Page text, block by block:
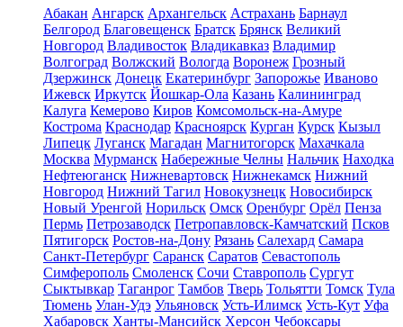
Абакан Ангарск Архангельск Астрахань Барнаул
Белгород Благовещенск Братск Брянск Великий
Новгород Владивосток Владикавказ Владимир
Волгоград Волжский Вологда Воронеж Грозный
Дзержинск Донецк Екатеринбург Запорожье Иваново
Ижевск Иркутск Йошкар-Ола Казань Калининград
Калуга Кемерово Киров Комсомольск-на-Амуре
Кострома Краснодар Красноярск Курган Курск Кызыл
Липецк Луганск Магадан Магнитогорск Махачкала
Москва Мурманск Набережные Челны Нальчик Находка
Нефтеюганск Нижневартовск Нижнекамск Нижний
Новгород Нижний Тагил Новокузнецк Новосибирск
Новый Уренгой Норильск Омск Оренбург Орёл Пенза
Пермь Петрозаводск Петропавловск-Камчатский Псков
Пятигорск Ростов-на-Дону Рязань Салехард Самара
Санкт-Петербург Саранск Саратов Севастополь
Симферополь Смоленск Сочи Ставрополь Сургут
Сыктывкар Таганрог Тамбов Тверь Тольятти Томск Тула
Тюмень Улан-Удэ Ульяновск Усть-Илимск Усть-Кут Уфа
Хабаровск Ханты-Мансийск Херсон Чебоксары